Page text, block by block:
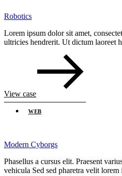
Robotics
Lorem ipsum dolor sit amet,
ultricies hendrerit. Ut dictum laoreet
View case
WEB
Modern Cyborgs
Phasellus a cursus elit. Praesent
vehicula Sed sed pharetra velit lorem